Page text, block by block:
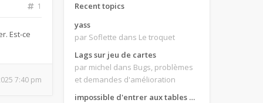
1
Est-ce
7:40 pm
Recent topics
yass
par Soflette dans Le troquet
Lags sur jeu de cartes
par michel dans Bugs, problèmes
et demandes d'amélioration
impossible d'entrer aux tables de jeux